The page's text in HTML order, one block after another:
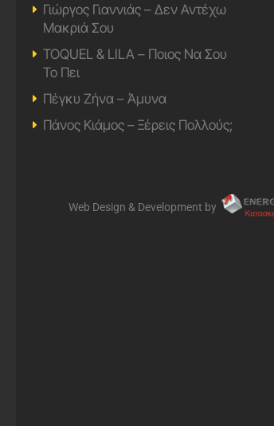
Γιώργος Γιαννιάς – Δεν Αντέχω
Μακριά Σου
TOQUEL & LILA – Ποιος Να Σου
Το Πει
Πέγκυ Ζήνα – Άμυνα
Πάνος Κιάμος – Ξέρεις Πολλούς;
Web Design & Development by